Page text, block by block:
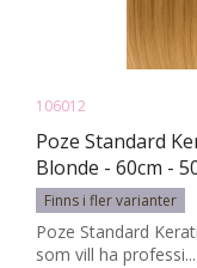
106012
Poze Standard
Blonde - 60cm -
Finns i fler varianter
Poze Standard
som vill ha professi...